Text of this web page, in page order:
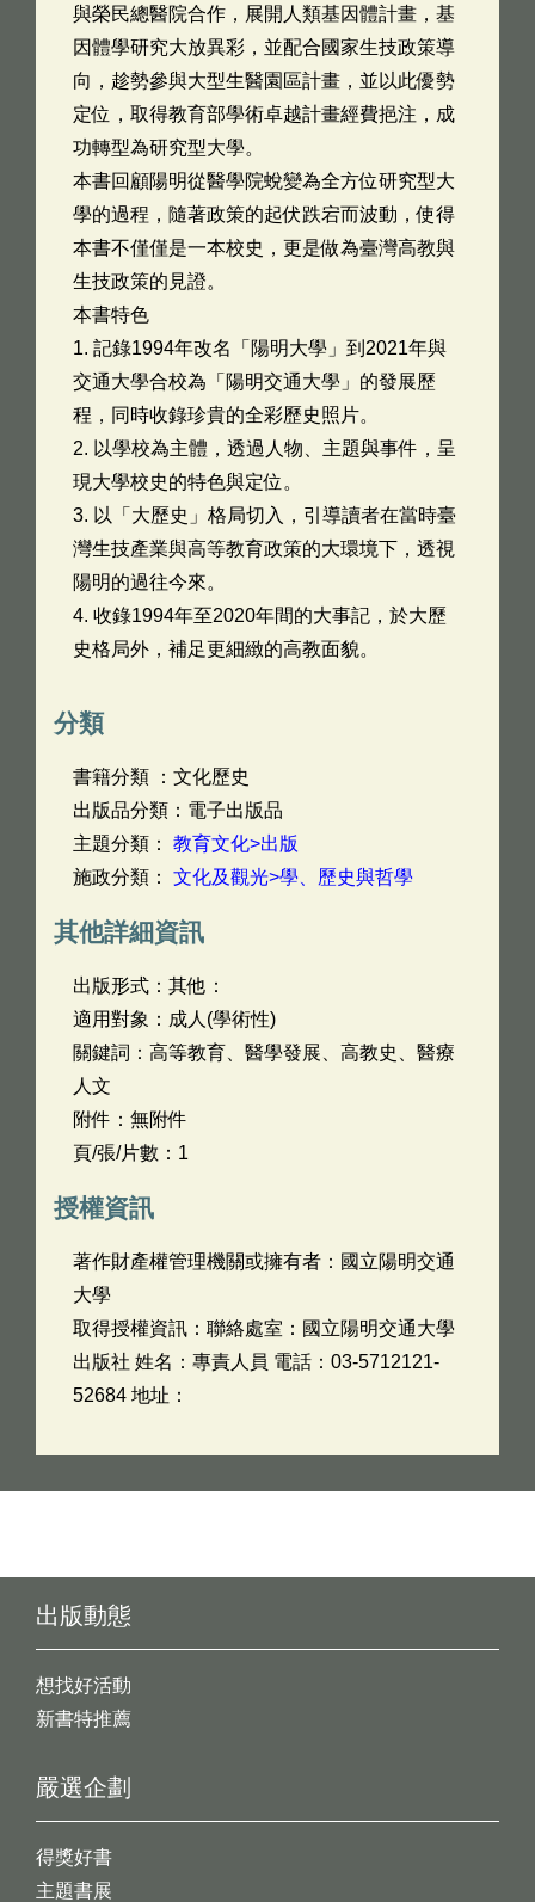
與榮民總醫院合作，展開人類基因體計畫，基
因體學研究大放異彩，並配合國家生技政策導
向，趁勢參與大型生醫園區計畫，並以此優勢
定位，取得教育部學術卓越計畫經費挹注，成
功轉型為研究型大學。
本書回顧陽明從醫學院蛻變為全方位研究型大
學的過程，隨著政策的起伏跌宕而波動，使得
本書不僅僅是一本校史，更是做為臺灣高教與
生技政策的見證。
本書特色
1. 記錄1994年改名「陽明大學」到2021年與
交通大學合校為「陽明交通大學」的發展歷
程，同時收錄珍貴的全彩歷史照片。
2. 以學校為主體，透過人物、主題與事件，呈
現大學校史的特色與定位。
3. 以「大歷史」格局切入，引導讀者在當時臺
灣生技產業與高等教育政策的大環境下，透視
陽明的過往今來。
4. 收錄1994年至2020年間的大事記，於大歷
史格局外，補足更細緻的高教面貌。
分類
書籍分類 ：文化歷史
出版品分類：電子出版品
主題分類： 教育文化>出版
施政分類： 文化及觀光>學、歷史與哲學
其他詳細資訊
出版形式：其他：
適用對象：成人(學術性)
關鍵詞：高等教育、醫學發展、高教史、醫療
人文
附件：無附件
頁/張/片數：1
授權資訊
著作財產權管理機關或擁有者：國立陽明交通
大學
取得授權資訊：聯絡處室：國立陽明交通大學
出版社 姓名：專責人員 電話：03-5712121-
52684 地址：
出版動態
想找好活動
新書特推薦
嚴選企劃
得獎好書
主題書展